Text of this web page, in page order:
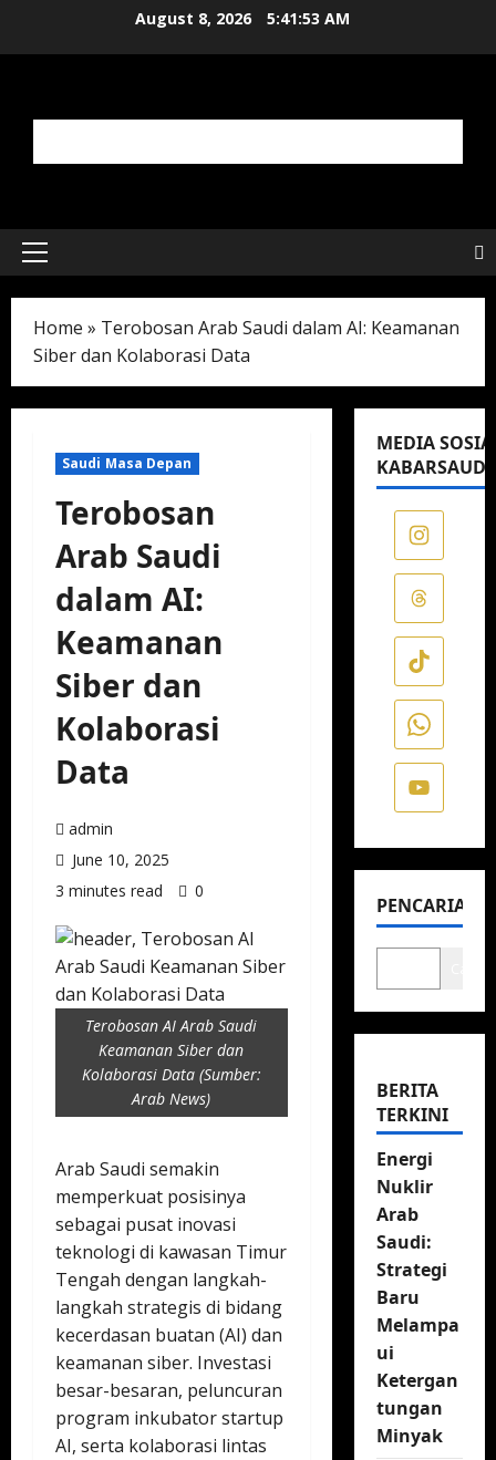
August 8, 2026 5:41:54 AM
Primary
Home » Terobosan Arab Saudi dalam AI: Keamanan
Siber dan Kolaborasi Data
Saudi Masa Depan
Terobosan
Arab Saudi
dalam AI:
Keamanan
Siber dan
Kolaborasi
Data
admin
June 10, 2025
3 minutes read
0
Terobosan AI Arab Saudi
Keamanan Siber dan
Kolaborasi Data (Sumber:
Arab News)
Arab Saudi semakin
memperkuat posisinya
sebagai pusat inovasi
teknologi di kawasan Timur
Tengah dengan langkah-
langkah strategis di bidang
kecerdasan buatan (AI) dan
keamanan siber. Investasi
besar-besaran, peluncuran
program inkubator startup
AI, serta kolaborasi lintas
MEDIA
PENCARIAN
BERITA
TERKINI
Energi
Nuklir
Arab
Saudi:
Strategi
Baru
Melampa
ui
Ketergan
tungan
Minyak